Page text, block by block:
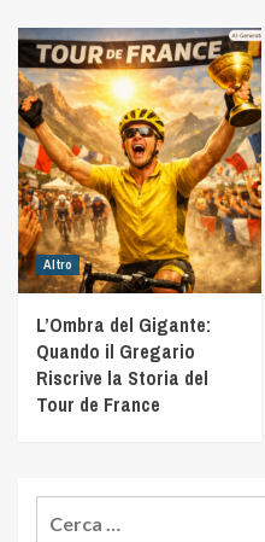
Altro
L’Ombra del Gigante:
Quando il Gregario
Riscrive la Storia del
Tour de France